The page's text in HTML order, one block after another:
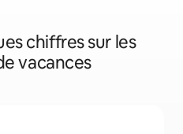
chiffres sur les
vacances